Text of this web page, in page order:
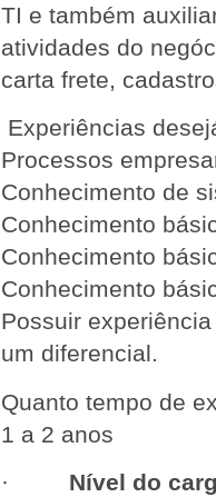
TI e também
atividades do
carta frete,
Experiências
Processos
Conhecimento de
Conhecimento
Conhecimento
Conhecimento
Possuir
um diferencial.
Quanto tempo de
1 a 2 anos
· Nível do